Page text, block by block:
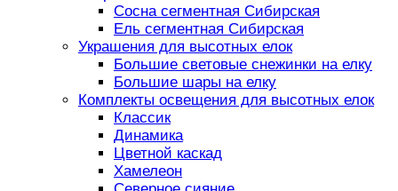
Сосна сегментная Сибирская
Ель сегментная Сибирская
Украшения для высотных елок
Большие световые снежинки на елку
Большие шары на елку
Комплекты освещения для высотных елок
Классик
Динамика
Цветной каскад
Хамелеон